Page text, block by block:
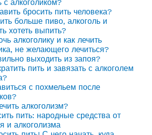
с алкоголиком?
бросить пить человека?
больше пиво, алкоголь и
хотеть выпить?
алкоголику и как лечить
не желающего лечиться?
выходить из запоя?
пить и завязать с алкоголем
с похмельем после
алкоголизм?
пить: народные средства от
и алкоголизма